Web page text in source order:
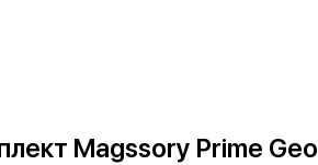
Magssory Prime Geo